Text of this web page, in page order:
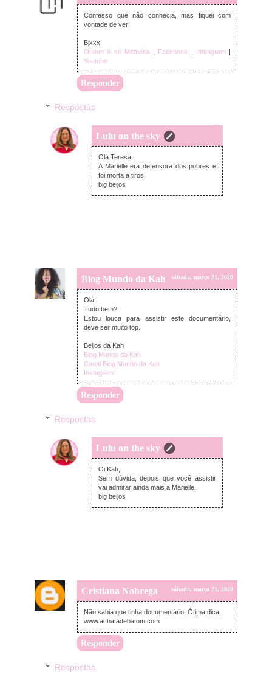
Confesso que não conhecia, mas fiquei com
vontade de ver!
Bjxxx
Ontem é só Memória | Facebook | Instagram|
Youtube
Responder
Respostas
Lulu on the sky
domingo, março 22, 2020
Olá Teresa,
A Marielle era defensora dos pobres e
foi morta a tiros.
big beijos
Blog Mundo da Kah sábado, março 21, 2020
Olá
Tudo bem?
Estou louca para assistir este documentário,
deve ser muito top.
Beijos da Kah
Blog Mundo da Kah
Canal Blog Mundo da Kah
Instagram
Responder
Respostas
Lulu on the sky
domingo, março 22, 2020
Oi Kah,
Sem dúvida, depois que você assistir
vai admirar ainda mais a Marielle.
big beijos
Cristiana Nobrega sábado, março 21, 2020
Não sabia que tinha documentário! Ótima dica.
www.achatadebatom.com
Responder
Respostas